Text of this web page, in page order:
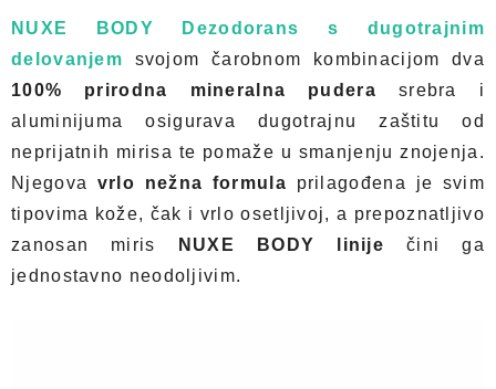
NUXE BODY Dezodorans s dugotrajnim
delovanjem
svojom čarobnom kombinacijom dva
100% prirodna mineralna pudera srebra i
aluminijuma osigurava dugotrajnu zaštitu od
neprijatnih mirisa te pomaže u smanjenju znojenja.
Njegova vrlo nežna formula prilagođena je svim
tipovima kože, čak i vrlo osetljivoj, a prepoznatljivo
zanosan miris
NUXE BODY liniječini ga
jednostavno neodoljivim.